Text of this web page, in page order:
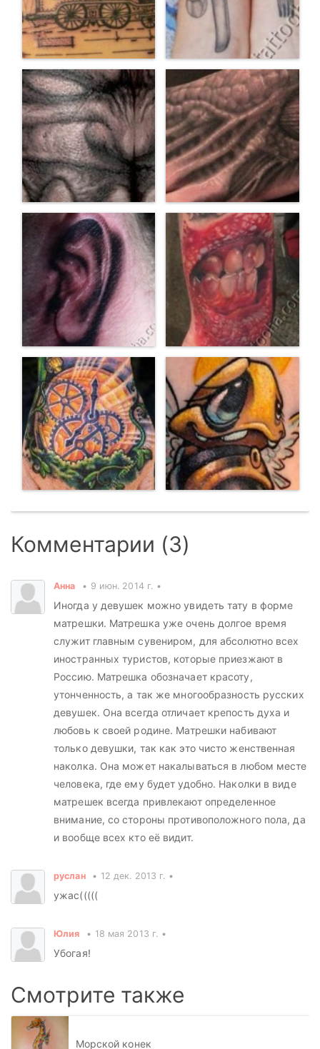
Комментарии (3)
Анна 9 июн. 2014 г.
Иногда у девушек можно увидеть тату в форме
матрешки. Матрешка уже очень долгое время
служит главным сувениром, для абсолютно всех
иностранных туристов, которые приезжают в
Россию. Матрешка обозначает красоту,
утонченность, а так же многообразность русских
девушек. Она всегда отличает крепость духа и
любовь к своей родине. Матрешки набивают
только девушки, так как это чисто женственная
наколка. Она может накалываться в любом месте
человека, где ему будет удобно. Наколки в виде
матрешек всегда привлекают определенное
внимание, со стороны противоположного пола, да
и вообще всех кто её видит.
руслан 12 дек. 2013 г.
ужас(((((
Юлия 18 мая 2013 г.
Убогая!
Смотрите также
Морской конек